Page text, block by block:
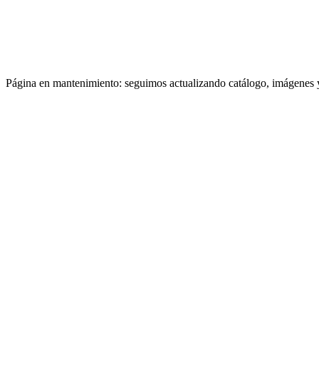
Página en mantenimiento: seguimos actualizando catálogo,